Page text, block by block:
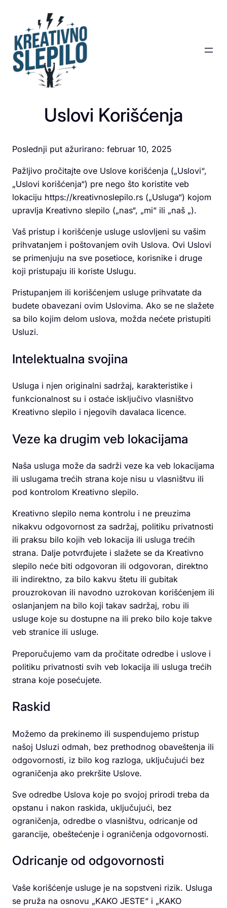
sadržaj
Uslovi Korišćenja
Poslednji put ažurirano: februar 10, 2025
Pažljivo pročitajte ove Uslove korišćenja („Uslovi“,
„Uslovi korišćenja“) pre nego što koristite veb
lokaciju https://kreativnoslepilo.rs („Usluga“) kojom
upravlja Kreativno slepilo („nas“, „mi“ ili „naš „).
Vaš pristup i korišćenje usluge uslovljeni su vašim
prihvatanjem i poštovanjem ovih Uslova. Ovi Uslovi
se primenjuju na sve posetioce, korisnike i druge
koji pristupaju ili koriste Uslugu.
Pristupanjem ili korišćenjem usluge prihvatate da
budete obavezani ovim Uslovima. Ako se ne slažete
sa bilo kojim delom uslova, možda nećete pristupiti
Usluzi.
Intelektualna svojina
Usluga i njen originalni sadržaj, karakteristike i
funkcionalnost su i ostaće isključivo vlasništvo
Kreativno slepilo i njegovih davalaca licence.
Veze ka drugim veb lokacijama
Naša usluga može da sadrži veze ka veb lokacijama
ili uslugama trećih strana koje nisu u vlasništvu ili
pod kontrolom Kreativno slepilo.
Kreativno slepilo nema kontrolu i ne preuzima
nikakvu odgovornost za sadržaj, politiku privatnosti
ili praksu bilo kojih veb lokacija ili usluga trećih
strana. Dalje potvrđujete i slažete se da Kreativno
slepilo neće biti odgovoran ili odgovoran, direktno
ili indirektno, za bilo kakvu štetu ili gubitak
prouzrokovan ili navodno uzrokovan korišćenjem ili
oslanjanjem na bilo koji takav sadržaj, robu ili
usluge koje su dostupne na ili preko bilo koje takve
veb stranice ili usluge.
Preporučujemo vam da pročitate odredbe i uslove i
politiku privatnosti svih veb lokacija ili usluga trećih
strana koje posećujete.
Raskid
Možemo da prekinemo ili suspendujemo pristup
našoj Usluzi odmah, bez prethodnog obaveštenja ili
odgovornosti, iz bilo kog razloga, uključujući bez
ograničenja ako prekršite Uslove.
Sve odredbe Uslova koje po svojoj prirodi treba da
opstanu i nakon raskida, uključujući, bez
ograničenja, odredbe o vlasništvu, odricanje od
garancije, obeštećenje i ograničenja odgovornosti.
Odricanje od odgovornosti
Vaše korišćenje usluge je na sopstveni rizik. Usluga
se pruža na osnovu „KAKO JESTE“ i „KAKO